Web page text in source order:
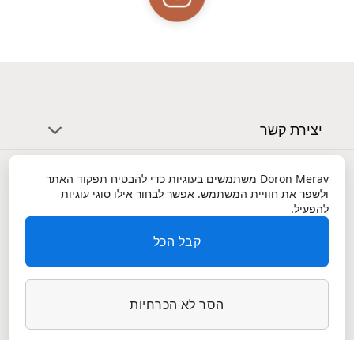
יצירת קשר
שירות לקוחות
Doron Merav משתמשים בעוגיות כדי להבטיח תפקוד האתר
ולשפר את חוויית המשתמש. אפשר לבחור אילו סוגי עוגיות
להפעיל.
קבל הכל
הסר לא הכרחיות